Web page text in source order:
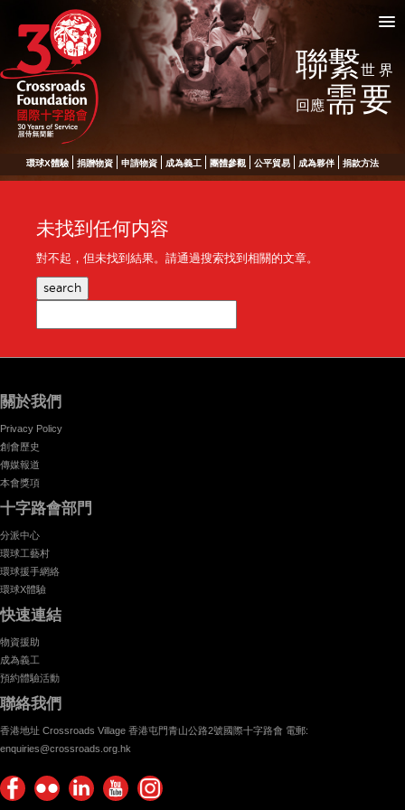
聯繫世界
回應需要
環球X體驗 捐贈物資 申請物資 成為義工 團體參觀 公平貿易 成為夥伴 捐款方法
未找到任何内容
對不起，但未找到結果。請通過搜索找到相關的文章。
search
關於我們
Privacy Policy
創會歷史
傳媒報道
本會獎項
十字路會部門
分派中心
環球工藝村
環球援手網絡
環球X體驗
快速連結
物資援助
成為義工
預約體驗活動
聯絡我們
香港地址 Crossroads Village 香港屯門青山公路2號國際十字路會 電郵:
enquiries@crossroads.org.hk